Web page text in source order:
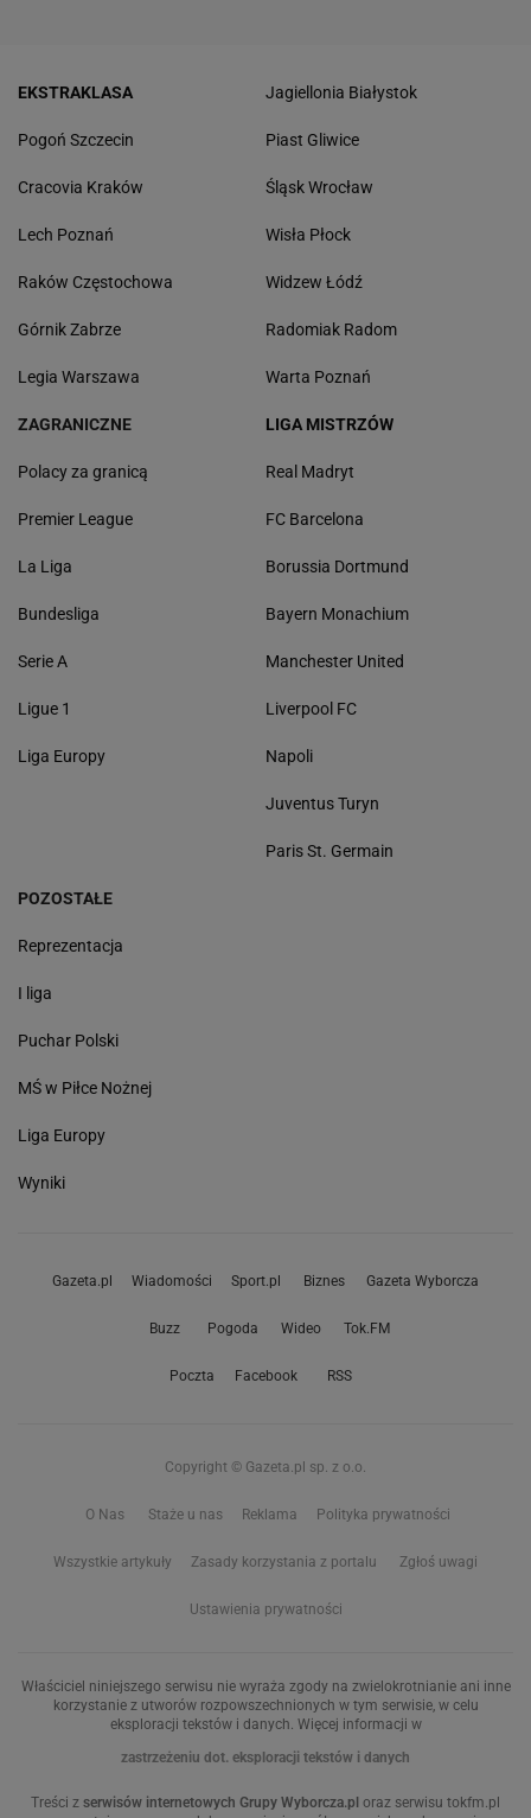
EKSTRAKLASA
Pogoń Szczecin
Cracovia Kraków
Lech Poznań
Raków Częstochowa
Górnik Zabrze
Legia Warszawa
Jagiellonia Białystok
Piast Gliwice
Śląsk Wrocław
Wisła Płock
Widzew Łódź
Radomiak Radom
Warta Poznań
ZAGRANICZNE
Polacy za granicą
Premier League
La Liga
Bundesliga
Serie A
Ligue 1
Liga Europy
LIGA MISTRZÓW
Real Madryt
FC Barcelona
Borussia Dortmund
Bayern Monachium
Manchester United
Liverpool FC
Napoli
Juventus Turyn
Paris St. Germain
POZOSTAŁE
Reprezentacja
I liga
Puchar Polski
MŚ w Piłce Nożnej
Liga Europy
Wyniki
Gazeta.pl Wiadomości Sport.pl Biznes Gazeta Wyborcza
Buzz Pogoda Wideo Tok.FM
Poczta Facebook RSS
Copyright © Gazeta.pl sp. z o.o.
O Nas Staże u nas Reklama Polityka prywatności
Wszystkie artykuły Zasady korzystania z portalu Zgłoś uwagi
Ustawienia prywatności
Właściciel niniejszego serwisu nie wyraża zgody na zwielokrotnianie ani inne
korzystanie z utworów rozpowszechnionych w tym serwisie, w celu
eksploracji tekstów i danych. Więcej informacji w
zastrzeżeniu dot. eksploracji tekstów i danych
Treści z serwisów internetowych Grupy Wyborcza.pl oraz serwisu tokfm.pl